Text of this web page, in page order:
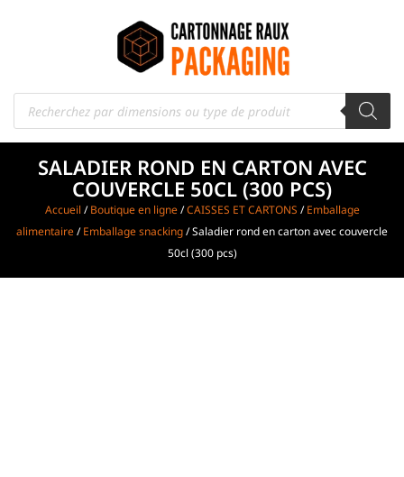
SALADIER ROND EN CARTON AVEC
COUVERCLE 50CL (300 PCS)
Accueil /Boutique en ligne/CAISSES ET CARTONS /Emballage
alimentaire/Emballage snacking/ Saladier rond en carton avec couvercle
50cl (300 pcs)